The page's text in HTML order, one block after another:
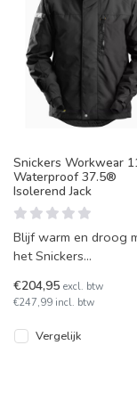
Snickers Workwear
Waterproof 37.5®
Isolerend Jack
Blijf warm en droog
het Snickers
Waterproof 37.5®
Isolerend Jack. Dit
veelzijdige
€204,95 excl. btw
€247,99 incl. btw
Vergelijk